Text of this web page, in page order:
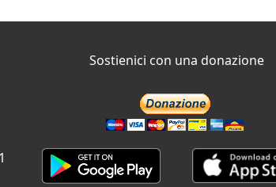
Sostienici con una donazione